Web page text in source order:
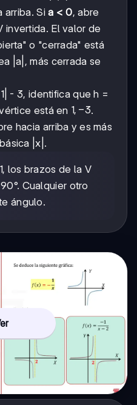
arriba. Sia < 0, abre
invertida. El valor de
o "cerrada" está
|a|, más cerrada se
- 3, identifica que h =
está en 1,
-3
1, −3.
hacia arriba y es más
|x|.
los brazos de la V
Cualquier otro
ángulo.